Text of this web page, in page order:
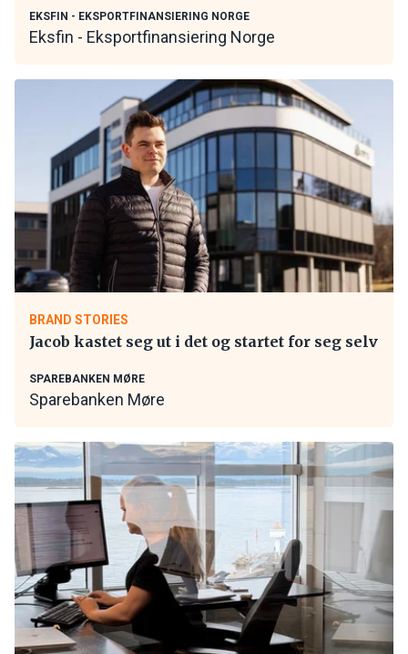
EKSFIN - EKSPORTFINANSIERING NORGE
Eksfin - Eksportfinansiering Norge
BRAND STORIES
Jacob kastet seg ut i det og startet for seg selv
SPAREBANKEN MØRE
Sparebanken Møre